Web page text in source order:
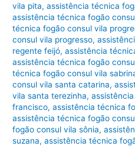
vila pita,assistência técnica
assistência técnica fogão
técnica fogão consul vila
consul vila progresso,
regente feijó,assistência
assistência técnica fogão
técnica fogão consul vila
consul vila santa catarina,
vila santa terezinha,
francisco,assistência técnica
assistência técnica fogão
fogão consul vila sônia,
suzana,assistência técnica